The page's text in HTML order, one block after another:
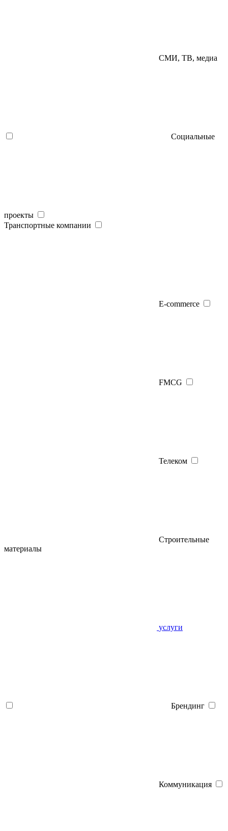
СМИ, ТВ, медиа
Социальные
проекты
Транспортные компании
E-commerce
FMCG
Телеком
Строительные
материалы
услуги
Брендинг
Коммуникация